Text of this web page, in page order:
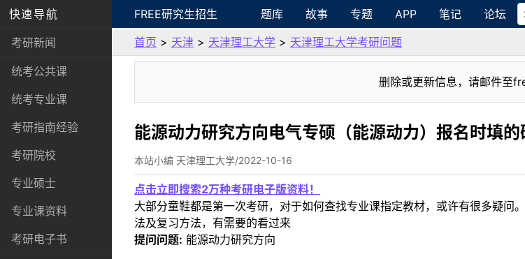
快速导航
考研新闻
统考公共课
统考专业课
考研指南经验
考研院校
专业硕士
专业课资料
考研电子书
FREE研究生招生 题库 故事 专题 APP 笔记 论坛
首页 > 天津 > 天津理工大学 > 天津理工大学考研问题
删除或更新信息，请邮件至
能源动力研究方向电气专硕（能源动力）报名时填
本站小编 天津理工大学/2022-10-16
点击立即搜索2万种考研电子版资料！
大部分童鞋都是第一次考研，对于如何查找专业课指定教材，或许有很多疑
法及复习方法，有需要的看过来
提问问题: 能源动力研究方向